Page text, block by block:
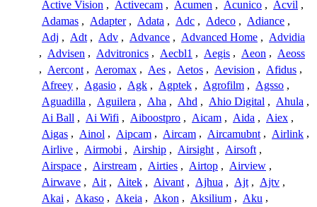
Active Vision , Activecam , Acumen , Acunico , Acvil ,
Adamas , Adapter , Adata , Adc , Adeco , Adiance ,
Adj , Adt , Adv , Advance , Advanced Home , Advidia
, Advisen , Advitronics , Aecbl1 , Aegis , Aeon , Aeoss
, Aercont , Aeromax , Aes , Aetos , Aevision , Afidus ,
Afreey , Agasio , Agk , Agptek , Agrofilm , Agsso ,
Aguadilla , Aguilera , Aha , Ahd , Ahio Digital , Ahula ,
Ai Ball , Ai Wifi , Aiboostpro , Aicam , Aida , Aiex ,
Aigas , Ainol , Aipcam , Aircam , Aircamubnt , Airlink ,
Airlive , Airmobi , Airship , Airsight , Airsoft ,
Airspace , Airstream , Airties , Airtop , Airview ,
Airwave , Ait , Aitek , Aivant , Ajhua , Ajt , Ajtv ,
Akai , Akaso , Akeia , Akon , Aksilium , Aku ,